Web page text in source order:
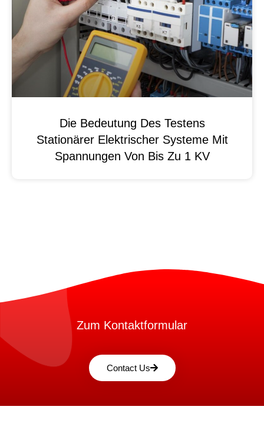
Die Bedeutung Des Testens
Stationärer Elektrischer Systeme Mit
Spannungen Von Bis Zu 1 KV
Zum Kontaktformular
Contact Us